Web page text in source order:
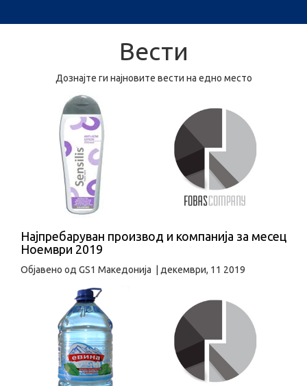
Вести
Дознајте ги најновите вести на едно место
Најпребаруван производ и компанија за месец
Ноември 2019
Објавено од GS1 Македонија декември, 11 2019